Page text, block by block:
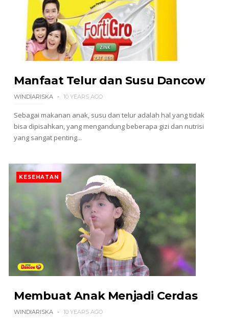
Manfaat Telur dan Susu Dancow
WINDIARISKA 10 YEARS AGO
Sebagai makanan anak, susu dan telur adalah hal yang tidak
bisa dipisahkan, yang mengandung beberapa gizi dan nutrisi
yang sangat penting...
KESEHATAN
Membuat Anak Menjadi Cerdas
WINDIARISKA 10 YEARS AGO